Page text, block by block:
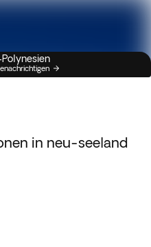
in neu-seeland